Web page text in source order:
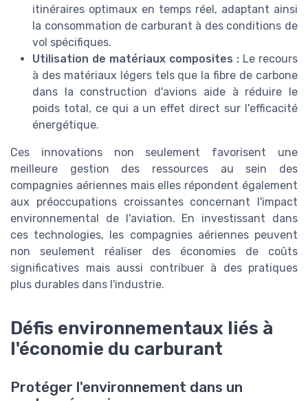
itinéraires optimaux en temps réel, adaptant ainsi
la consommation de carburant à des conditions de
vol spécifiques.
Utilisation de matériaux composites : Le recours
à des matériaux légers tels que la fibre de carbone
dans la construction d'avions aide à réduire le
poids total, ce qui a un effet direct sur l'efficacité
énergétique.
Ces innovations non seulement favorisent une
meilleure gestion des ressources au sein des
compagnies aériennes mais elles répondent également
aux préoccupations croissantes concernant l'impact
environnemental de l'aviation. En investissant dans
ces technologies, les compagnies aériennes peuvent
non seulement réaliser des économies de coûts
significatives mais aussi contribuer à des pratiques
plus durables dans l'industrie.
Défis environnementaux liés à
l'économie du carburant
Protéger l'environnement dans un